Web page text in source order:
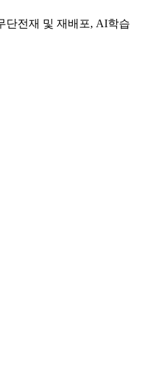
전재 및 재배포, AI학습